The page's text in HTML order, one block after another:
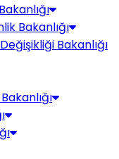
Bakanlığı
Bakanlığı